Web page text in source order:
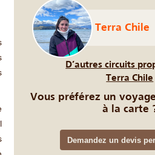
Terra Chile
D’autres circuits
Terra Chile
Vous préférez un
à la carte
Demandez un devis